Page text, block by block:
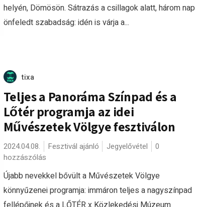
helyén, Dömösön. Sátrazás a csillagok alatt, három nap
önfeledt szabadság: idén is várja a...
tixa
Teljes a Panoráma Színpad és a
Lőtér programja az idei
Művészetek Völgye fesztiválon
2024.04.08. Fesztivál ajánló Jegyelővétel
0
hozzászólás
Újabb nevekkel bővült a Művészetek Völgye
könnyűzenei programja: immáron teljes a nagyszínpad